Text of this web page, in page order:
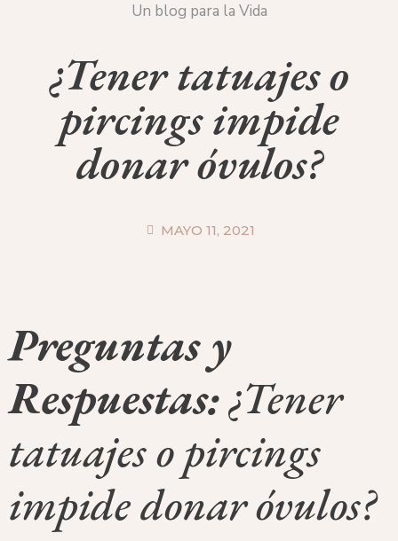
Un blog para la Vida
¿Tener tatuajes o
pircings impide
donar óvulos?
MAYO 11, 2021
Preguntas y
Respuestas:¿Tener
tatuajes o pircings
impide donar óvulos?